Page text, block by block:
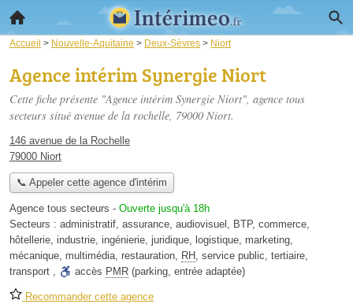
Accueil > Nouvelle-Aquitaine > Deux-Sèvres > Niort
Agence intérim Synergie Niort
Cette fiche présente "Agence intérim Synergie Niort", agence tous
secteurs situé avenue de la rochelle, 79000 Niort.
146 avenue de la Rochelle
79000 Niort
📞 Appeler cette agence d'intérim
Agence tous secteurs - Ouverte jusqu'à 18h
Secteurs : administratif, assurance, audiovisuel , BTP, commerce,
hôtellerie, industrie, ingénierie, juridique, logistique, marketing,
mécanique, multimédia, restauration, RH , service public, tertiaire,
transport , accès PMR (parking, entrée adaptée)
Recommander cette agence